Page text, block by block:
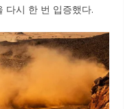
다시 한 번 입증했다.